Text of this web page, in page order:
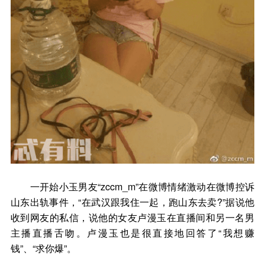
一开始小玉男友“zccm_m”在微博情绪激动在微博控诉
山东出轨事件，“在武汉跟我住一起，跑山东去卖?”据说他
收到网友的私信，说他的女友卢漫玉在直播间和另一名男
主播直播舌吻。卢漫玉也是很直接地回答了“我想赚
钱”、“求你爆”。